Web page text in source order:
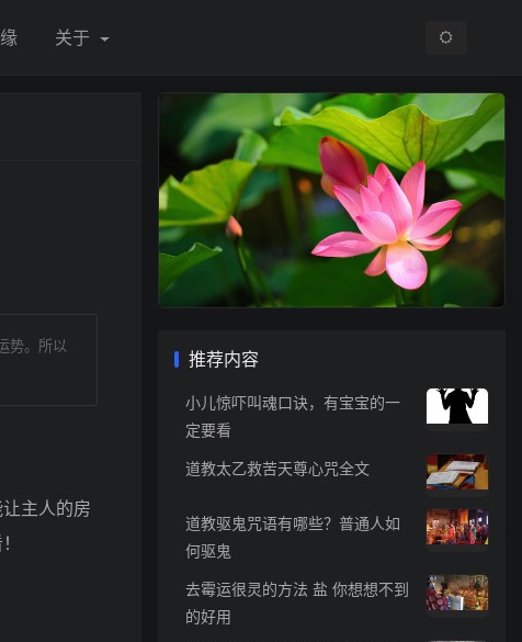
关于
势。所以
主人的房
推荐内容
小儿惊吓叫魂口诀，有宝宝的一
定要看
道教太乙救苦天尊心咒全文
道教驱鬼咒语有哪些？普通人如
何驱鬼
去霉运很灵的方法 盐 你想想不到
的好用